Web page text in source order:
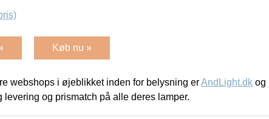
Køb nu »
webshops i øjeblikket inden for belysning erAndLight.dk og
levering og prismatch på alle deres lamper.